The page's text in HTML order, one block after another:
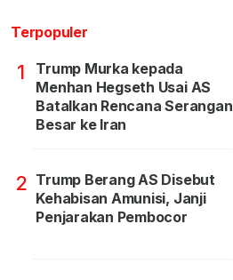
Terpopuler
1
Trump Murka kepada
Menhan Hegseth Usai AS
Batalkan Rencana Serangan
Besar ke Iran
2 Trump Berang AS Disebut
Kehabisan Amunisi, Janji
Penjarakan Pembocor